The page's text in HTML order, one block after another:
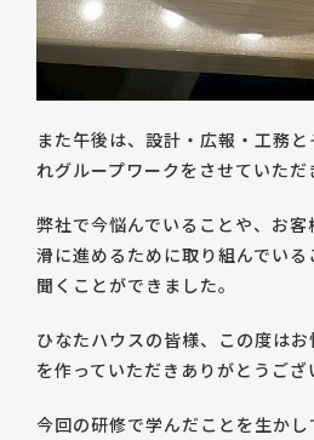
また午後は、設計・広報・工務
れグループワークをさせていただ
弊社で今悩んでいることや、お
滑に進めるために取り組んでい
聞くことができました。
ひなたハウスの皆様、この度は
を作っていただきありがとうござ
今回の研修で学んだことを生か